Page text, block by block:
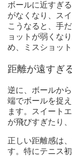
ボールに近すぎ
がなくなり、ス
こうなると、手
ョットが弱くな
め、ミスショッ
距離が遠すぎ
逆に、ボールか
端でボールを捉
ます。スイート
が飛びすぎたり
正しい距離感は
す。特にテニス